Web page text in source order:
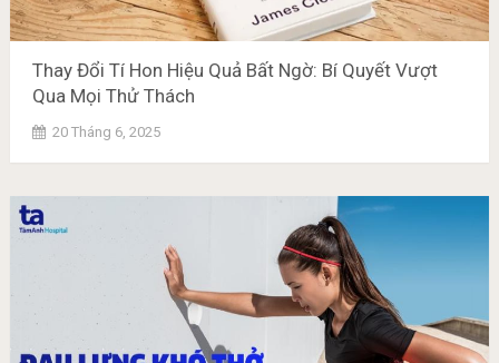
Thay Đổi Tí Hon Hiệu Quả Bất Ngờ: Bí Quyết Vượt
Qua Mọi Thử Thách
20 Tháng 6, 2025